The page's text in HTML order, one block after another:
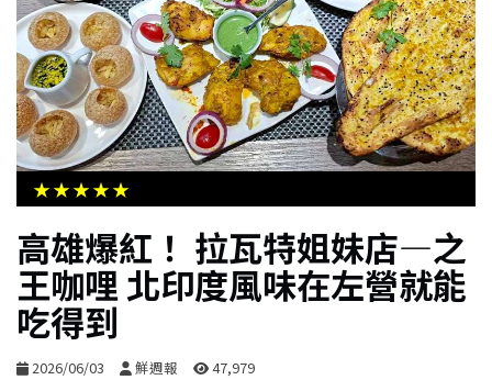
居
家
生
活
合
影
音
★★★★★
高雄爆紅！ 拉瓦特姐妹店—之
王咖哩 北印度風味在左營就能
吃得到
2026/06/03 鮮週報 47,979